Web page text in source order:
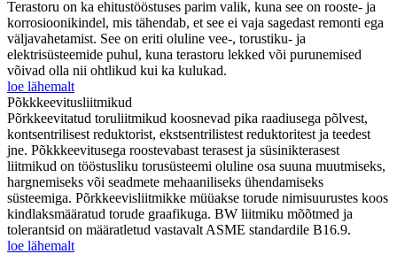
Terastoru on ka ehitustööstuses parim valik, kuna see on rooste- ja
korrosioonikindel, mis tähendab, et see ei vaja sagedast remonti ega
väljavahetamist. See on eriti oluline vee-, torustiku- ja
elektrisüsteemide puhul, kuna terastoru lekked või purunemised
võivad olla nii ohtlikud kui ka kulukad.
loe lähemalt
Põkkkeevitusliitmikud
Põrkkeevitatud toruliitmikud koosnevad pika raadiusega põlvest,
kontsentrilisest reduktorist, ekstsentrilistest reduktoritest ja teedest
jne. Põkkkeevitusega roostevabast terasest ja süsinikterasest
liitmikud on tööstusliku torusüsteemi oluline osa suuna muutmiseks,
hargnemiseks või seadmete mehaaniliseks ühendamiseks
süsteemiga. Põrkkeevisliitmikke müüakse torude nimisuurustes koos
kindlaksmääratud torude graafikuga. BW liitmiku mõõtmed ja
tolerantsid on määratletud vastavalt ASME standardile B16.9.
loe lähemalt